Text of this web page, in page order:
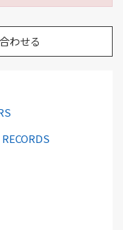
わせる